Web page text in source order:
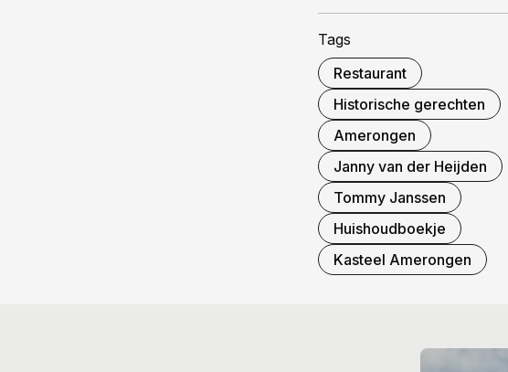
Tags
Restaurant
Historische gerechten
Amerongen
Janny van der Heijden
Tommy Janssen
Huishoudboekje
Kasteel Amerongen